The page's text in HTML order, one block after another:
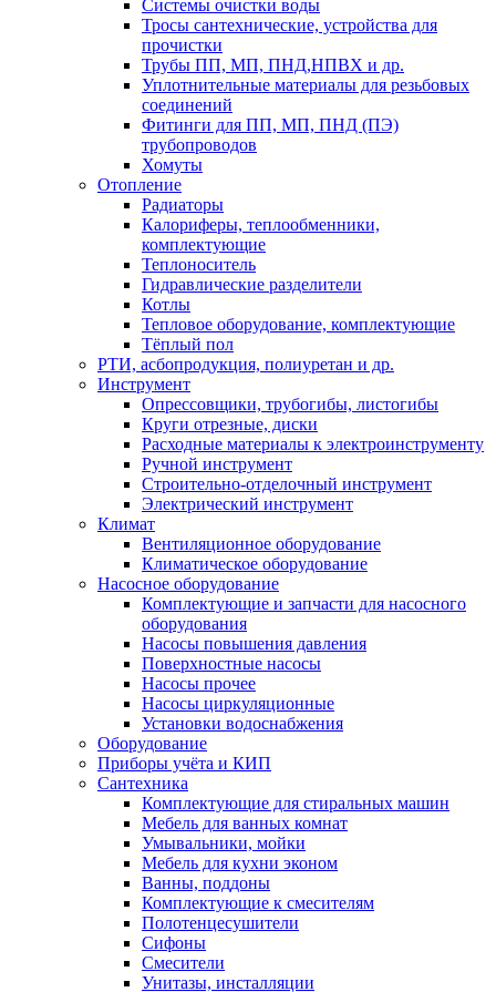
Системы очистки воды
Тросы сантехнические, устройства для
прочистки
Трубы ПП, МП, ПНД,НПВХ и др.
Уплотнительные материалы для резьбовых
соединений
Фитинги для ПП, МП, ПНД (ПЭ)
трубопроводов
Хомуты
Отопление
Радиаторы
Калориферы, теплообменники,
комплектующие
Теплоноситель
Гидравлические разделители
Котлы
Тепловое оборудование, комплектующие
Тёплый пол
РТИ, асбопродукция, полиуретан и др.
Инструмент
Опрессовщики, трубогибы, листогибы
Круги отрезные, диски
Расходные материалы к электроинструменту
Ручной инструмент
Строительно-отделочный инструмент
Электрический инструмент
Климат
Вентиляционное оборудование
Климатическое оборудование
Насосное оборудование
Комплектующие и запчасти для насосного
оборудования
Насосы повышения давления
Поверхностные насосы
Насосы прочее
Насосы циркуляционные
Установки водоснабжения
Оборудование
Приборы учёта и КИП
Сантехника
Комплектующие для стиральных машин
Мебель для ванных комнат
Умывальники, мойки
Мебель для кухни эконом
Ванны, поддоны
Комплектующие к смесителям
Полотенцесушители
Сифоны
Смесители
Унитазы, инсталляции